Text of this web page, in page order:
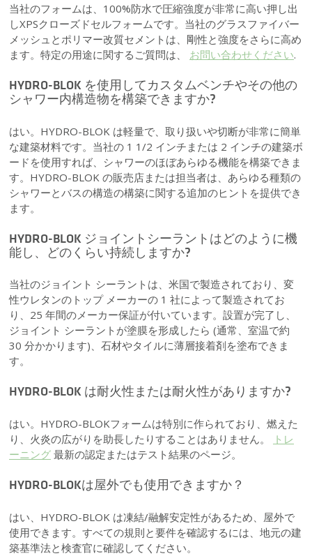
当社のフォームは、100%防水で圧縮強度が非常に高い押し出
しXPSクローズドセルフォームです。当社のグラスファイバー
メッシュとポリマー改質セメントは、剛性と強度をさらに高め
ます。特定の用途に関するご質問は、 お問い合わせください.
HYDRO-BLOK を使用してカスタムベンチやその他の
シャワー内構造物を構築できますか?
はい。HYDRO-BLOK は軽量で、取り扱いや切断が非常に簡単
な建築材料です。当社の 1 1/2 インチまたは 2 インチの建築ボ
ードを使用すれば、シャワーのほぼあらゆる機能を構築できま
す。HYDRO-BLOK の販売店または担当者は、あらゆる種類の
シャワーとバスの構造の構築に関する追加のヒントを提供でき
ます。
HYDRO-BLOK ジョイントシーラントはどのように機
能し、どのくらい持続しますか?
当社のジョイント シーラントは、米国で製造されており、変
性ウレタンのトップ メーカーの 1 社によって製造されてお
り、25 年間のメーカー保証が付いています。設置が完了し、
ジョイント シーラントが塗膜を形成したら (通常、室温で約
30 分かかります)、石材やタイルに薄層接着剤を塗布できま
す。
HYDRO-BLOK は耐火性または耐火性がありますか?
はい。HYDRO-BLOKフォームは特別に作られており、燃えた
り、火炎の広がりを助長したりすることはありません。
トレ
ーニング 最新の認定またはテスト結果のページ。
HYDRO-BLOKは屋外でも使用できますか？
はい、HYDRO-BLOK は凍結/融解安定性があるため、屋外で
使用できます。すべての規則と要件を確認するには、地元の建
築基準法と検査官に確認してください。